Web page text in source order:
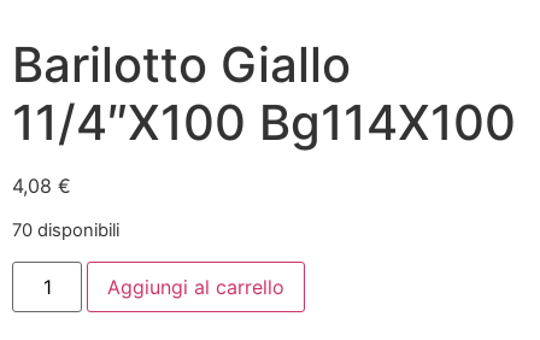
Barilotto Giallo
11/4″X100 Bg114X100
4,08 €
70 disponibili
Aggiungi al carrello